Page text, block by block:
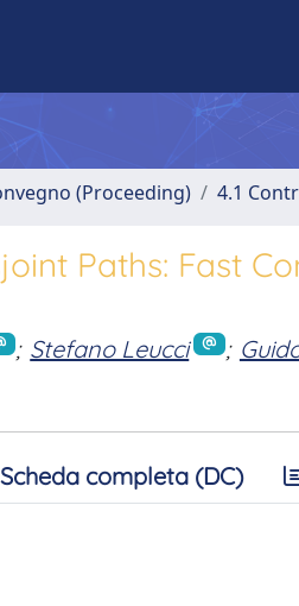
(Proceeding) 4.1
Paths: Fast
; Stefano Leucci ;
Scheda completa (DC)